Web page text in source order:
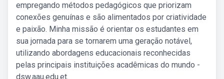
empregando métodos pedagógicos que priorizam
conexões genuínas e são alimentados por criatividade
e paixão. Minha missão é orientar os estudantes em
sua jornada para se tornarem uma geração notável,
utilizando abordagens educacionais reconhecidas
pelas principais instituições acadêmicas do mundo -
dsw.aau.edu.et.